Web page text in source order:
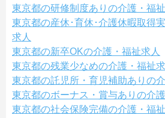
東京都の研修制度ありの介護・福
東京都の産休･育休･介護休暇取得
求人
東京都の新卒OKの介護・福祉求人
東京都の残業少なめの介護・福祉
東京都の託児所・育児補助ありの
東京都のボーナス・賞与ありの介
東京都の社会保険完備の介護・福